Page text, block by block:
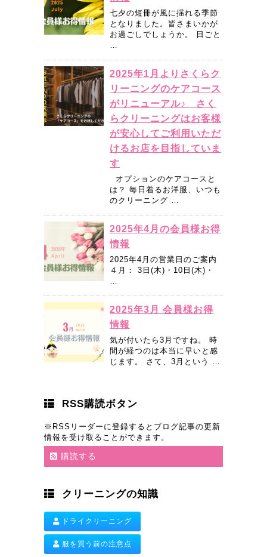
七夕の短冊が風に揺れる季節
となりました。皆さまいかが
お過ごしでしょうか。 日ごと
…
2025年1月よりさくらク
リーニングのケアコース
がリニューアル♪ さく
らクリーニングはお客様
が安心してご利用いただ
けるお店を目指していま
す
オプションのケアコースと
は？ 毎日着るお洋服、いつも
のクリーニング …
2025年4月の会員様お得
情報
2025年4月の営業日のご案内
４月： 3日(木)・10日(木)・
…
2025年3月 会員様お得
情報
気が付いたら3月ですね。 時
間が経つのは本当に早いと感
じます。 さて、3月という …
RSS購読ボタン
※RSSリーダーに登録するとブログ記事の更新
情報を受け取ることができます。
購読する
クリーニングの知識
ドライクリーニング
服を買う前の注意点